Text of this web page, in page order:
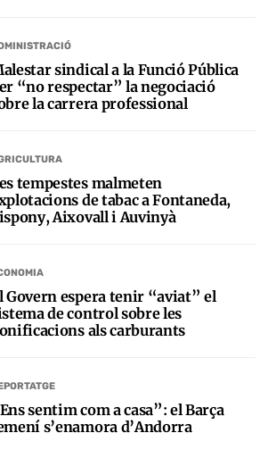
sindical a la Funció Pública
“no respectar” la negociació
la carrera professional
tempestes malmeten
de tabac a Fontaneda,
Aixovall i Auvinyà
Govern espera tenir “aviat” el
de control sobre les
als carburants
sentim com a casa”: el Barça
s’enamora d’Andorra